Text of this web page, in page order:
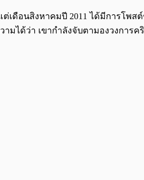
ดือนสิงหาคมปี 2011 ได้มีการโพส
ได้ว่า เขากำลังจับตามองวงการค